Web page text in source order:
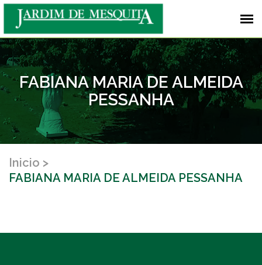
FABIANA MARIA DE ALMEIDA
PESSANHA
Inicio
FABIANA MARIA DE ALMEIDA PESSANHA